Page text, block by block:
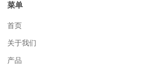
菜单
首页
关于我们
产品